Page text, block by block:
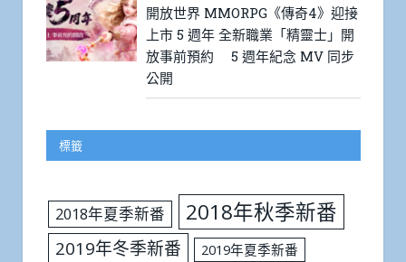
開放世界 MMORPG《傳奇4》迎接
上市 5 週年 全新職業「精靈士」開
放事前預約 5 週年紀念 MV 同步
公開
標籤
2018年夏季新番 2018年秋季新番
2019年冬季新番
2019年夏季新番